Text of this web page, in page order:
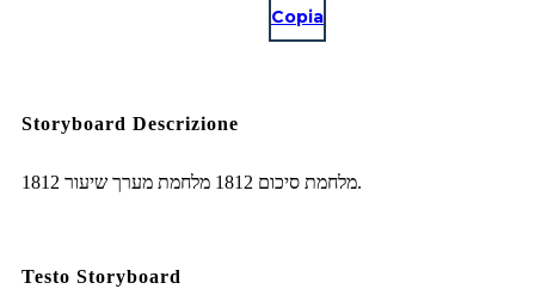
Copia
Storyboard Descrizione
מלחמת סיכום 1812 מלחמת מערך שיעור 1812.
Testo Storyboard